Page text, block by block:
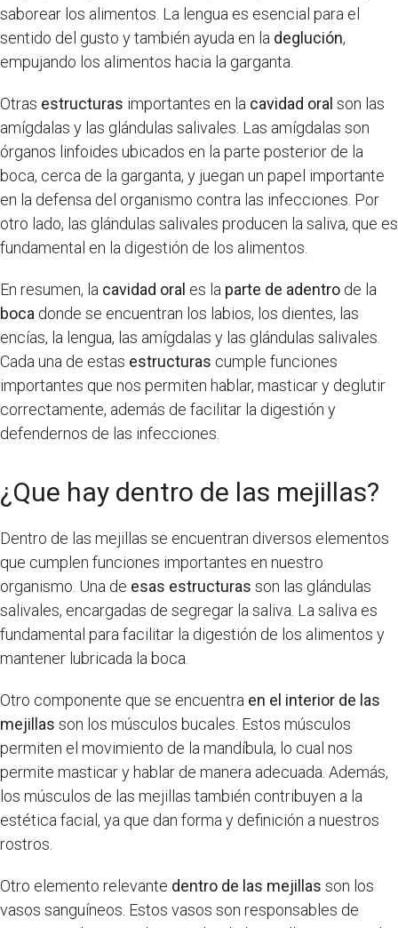
saborear los alimentos. La lengua es esencial para el
sentido del gusto y también ayuda en la deglución,
empujando los alimentos hacia la garganta.
Otras estructuras importantes en la cavidad oral son las
amígdalas y las glándulas salivales. Las amígdalas son
órganos linfoides ubicados en la parte posterior de la
boca, cerca de la garganta, y juegan un papel importante
en la defensa del organismo contra las infecciones. Por
otro lado, las glándulas salivales producen la saliva, que es
fundamental en la digestión de los alimentos.
En resumen, la cavidad oral es la parte de adentro de la
boca donde se encuentran los labios, los dientes, las
encías, la lengua, las amígdalas y las glándulas salivales.
Cada una de estas estructuras cumple funciones
importantes que nos permiten hablar, masticar y deglutir
correctamente, además de facilitar la digestión y
defendernos de las infecciones.
¿Que hay dentro de las mejillas?
Dentro de las mejillas se encuentran diversos elementos
que cumplen funciones importantes en nuestro
organismo. Una de esas estructuras son las glándulas
salivales, encargadas de segregar la saliva. La saliva es
fundamental para facilitar la digestión de los alimentos y
mantener lubricada la boca.
Otro componente que se encuentra en el interior de las
mejillas son los músculos bucales. Estos músculos
permiten el movimiento de la mandíbula, lo cual nos
permite masticar y hablar de manera adecuada. Además,
los músculos de las mejillas también contribuyen a la
estética facial, ya que dan forma y definición a nuestros
rostros.
Otro elemento relevante dentro de las mejillas son los
vasos sanguíneos. Estos vasos son responsables de